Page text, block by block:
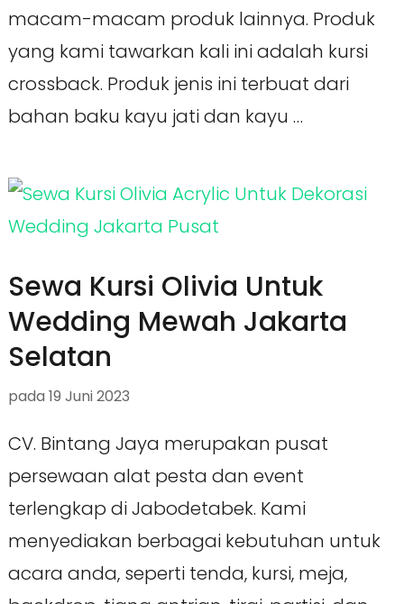
macam-macam produk lainnya. Produk
yang kami tawarkan kali ini adalah kursi
crossback. Produk jenis ini terbuat dari
bahan baku kayu jati dan kayu …
Sewa Kursi Olivia Untuk
Wedding Mewah Jakarta
Selatan
pada 19 Juni 2023
CV. Bintang Jaya merupakan pusat
persewaan alat pesta dan event
terlengkap di Jabodetabek. Kami
menyediakan berbagai kebutuhan untuk
acara anda, seperti tenda, kursi, meja,